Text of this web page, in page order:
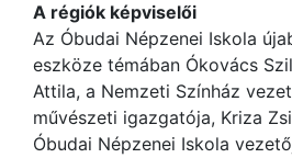
A régiók képviselői
Az Óbudai Népzenei Iskola
eszköze témában Ókovács
Attila, a Nemzeti Színház
művészeti igazgatója, Kriza
Óbudai Népzenei Iskola